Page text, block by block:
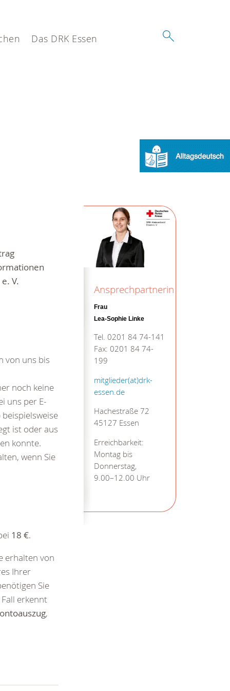
Das DRK Essen
Ansprechpartnerin
Frau
Lea-Sophie Linke
Tel. 0201 84 74-141
Fax: 0201 84 74-
199
mitglieder(at)drk-
essen.de
Hachestraße 72
45127 Essen
Erreichbarkeit:
Montag bis
Donnerstag,
9.00–12.00 Uhr
V.
von uns bis
noch keine
uns per E-
ist oder aus
konnte.
wenn Sie
18 €.
erhalten von
Ihrer
Sie
erkennt
,